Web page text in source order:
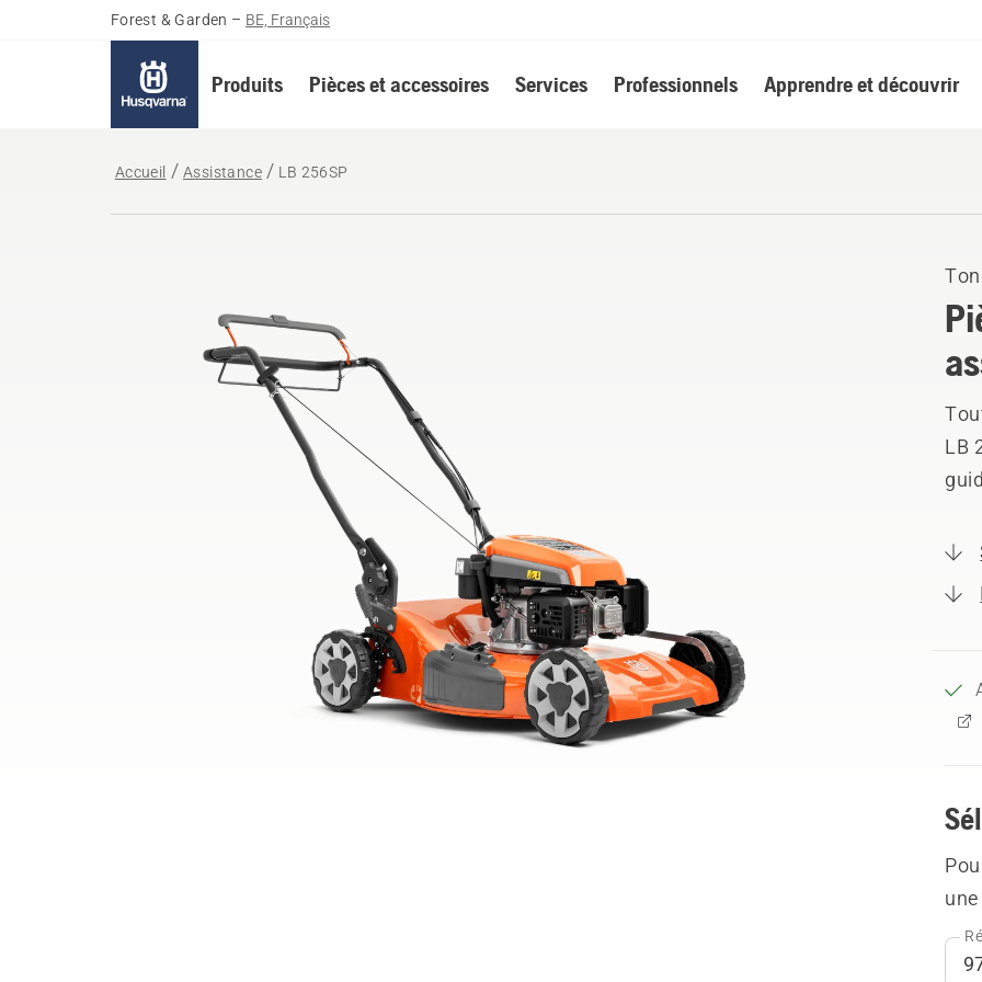
Forest & Garden – BE, Français
Produits Pièces et accessoires Services Professionnels Apprendre et découvrir
Accueil Assistance LB 256SP
LB